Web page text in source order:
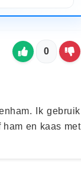
0
Ik gebruik
en kaas met